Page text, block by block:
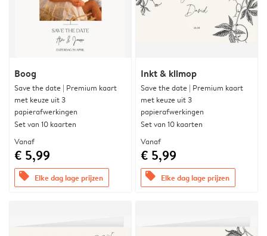
Boog
Save the date | Premium kaart
met keuze uit 3
papierafwerkingen
Set van 10 kaarten
Vanaf
€ 5,99
offers Elke dag lage prijzen
Inkt & klimop
Save the date | Premium kaart
met keuze uit 3
papierafwerkingen
Set van 10 kaarten
Vanaf
€ 5,99
offers Elke dag lage prijzen